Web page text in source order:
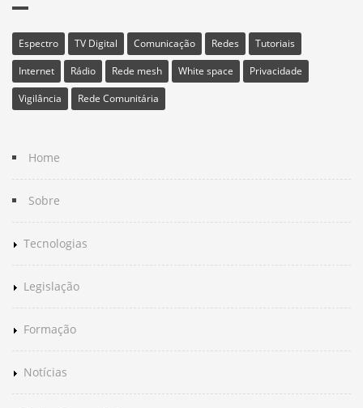
Espectro TV Digital Comunicação Redes
Tutoriais
Internet
Rádio Rede mesh White space
Privacidade
Vigilância
Rede Comunitária
Home
Sobre
Tecnologias
Legislação
Formação
Notícias